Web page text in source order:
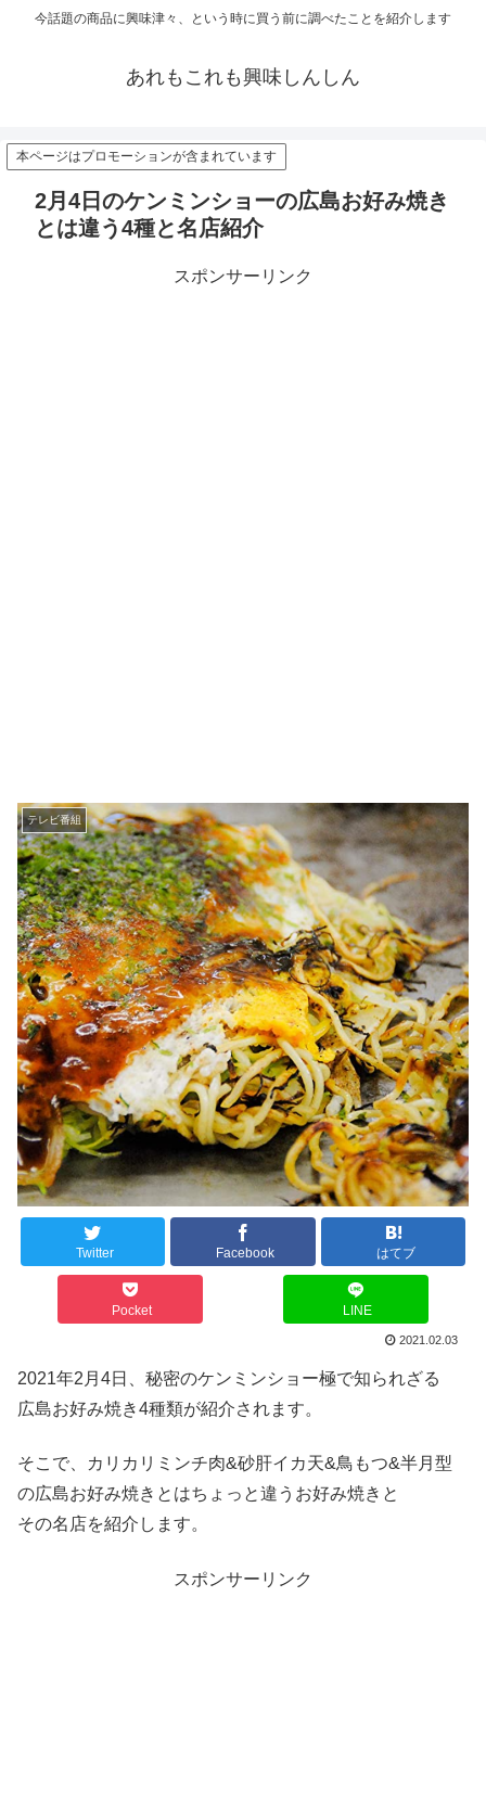
今話題の商品に興味津々、という時に買う前に調べたことを紹介します
あれもこれも興味しんしん
本ページはプロモーションが含まれています
2月4日のケンミンショーの広島お好み焼き
とは違う4種と名店紹介
スポンサーリンク
テレビ番組
Twitter Facebook はてブ
Pocket LINE
2021.02.03
2021年2月4日、秘密のケンミンショー極で知られざる
広島お好み焼き4種類が紹介されます。
そこで、カリカリミンチ肉&砂肝イカ天&鳥もつ&半月型
の広島お好み焼きとはちょっと違うお好み焼きと
その名店を紹介します。
スポンサーリンク